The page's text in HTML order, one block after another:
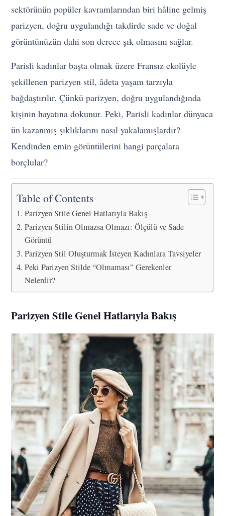
sektörünün popüler kavramlarından biri hâline gelmiş
parizyen, doğru uygulandığı takdirde sade ve doğal
görüntünüzün dahi son derece şık olmasını sağlar.
Parisli kadınlar başta olmak üzere Fransız ekolüyle
şekillenen parizyen stil, âdeta yaşam tarzıyla
bağdaştırılır. Çünkü parizyen, doğru uygulandığında
kişinin hayatına dokunur. Peki, Parisli kadınlar dünyaca
ün kazanmış şıklıklarını nasıl yakalamışlardır?
Kendinden emin görüntülerini hangi parçalara
borçlular?
Table of Contents
Parizyen Stile Genel Hatlarıyla Bakış
Parizyen Stilin Olmazsa Olmazı: Ölçülü ve Sade
Görüntü
Parizyen Stil Oluşturmak İsteyen Kadınlara Tavsiyeler
Peki Parizyen Stilde “Olmaması” Gerekenler
Nelerdir?
Parizyen Stile Genel Hatlarıyla Bakış